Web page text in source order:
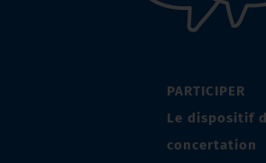
PARTICIPER
Le dispositif
concertation